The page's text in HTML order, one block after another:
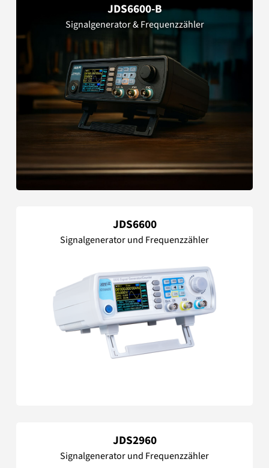
JDS6600-B
Signalgenerator & Frequenzzähler
JDS6600
Signalgenerator und Frequenzzähler
JDS2960
Signalgenerator und Frequenzzähler